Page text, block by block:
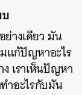
างเดียว มัน
แก้ปัญหาอะไร
ง เราเห็นปัญหา
ำอะไรกับมัน